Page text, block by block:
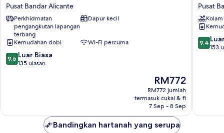
San
Agustín
Pusat
Bandar
Alicante
Pusat Bandar Alicante
Perkhidmatan
pengangkutan lapangan
terbang
Dapur kecil
Kemudahan dobi Wi-Fi percuma
9.6
daripada
9.6 Luar Biasa
135 ulasan
Harga
ialah
RM772
RM772
RM772 jumlah
termasuk cukai & fi
7 Sep - 8 Sep
24
Pusat
Bandar
Alicante
Pusat
9.4
9.4
153
Bandingkan hartanah yang serupa